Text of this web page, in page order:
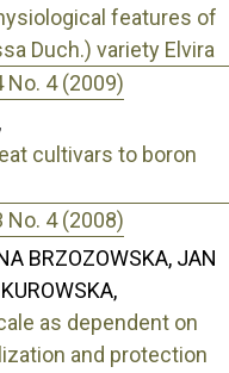
features of
Duch.) variety Elvira
No. 4 (2009)
cultivars to boron
No. 4 (2008)
BRZOZOWSKA, JAN
as dependent on
and protection